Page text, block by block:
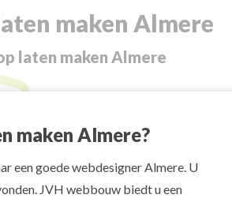
maken Almere
laten maken Almere
Je bent hier:
maken Almere?
een goede webdesigner Almere. U
JVH webbouw biedt u een